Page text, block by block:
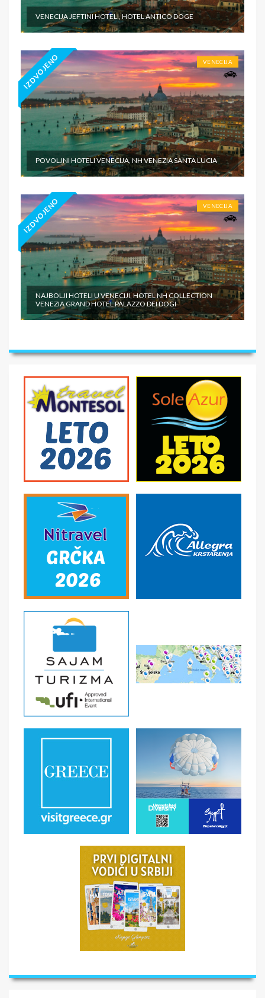
VENECIJA JEFTINI HOTELI, HOTEL ANTICO DOGE
IZDVOJENO VENECIJA
POVOLJNI HOTELI VENECIJA, NH VENEZIA SANTA LUCIA
IZDVOJENO VENECIJA
NAJBOLJI HOTELI U VENECIJI, HOTEL NH COLLECTION
VENEZIA GRAND HOTEL PALAZZO DEI DOGI